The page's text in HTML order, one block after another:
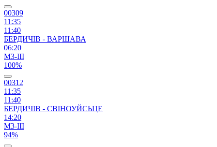
00309
11:35
11:40
БЕРДИЧІВ - ВАРШАВА
06:20
М3-ІІІ
100%
00312
11:35
11:40
БЕРДИЧІВ - СВІНОУЙСЬЦЕ
14:20
М3-ІІІ
94%